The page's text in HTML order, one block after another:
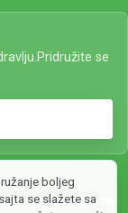
se
BrendPriroda na
boljeg
se slažete sa